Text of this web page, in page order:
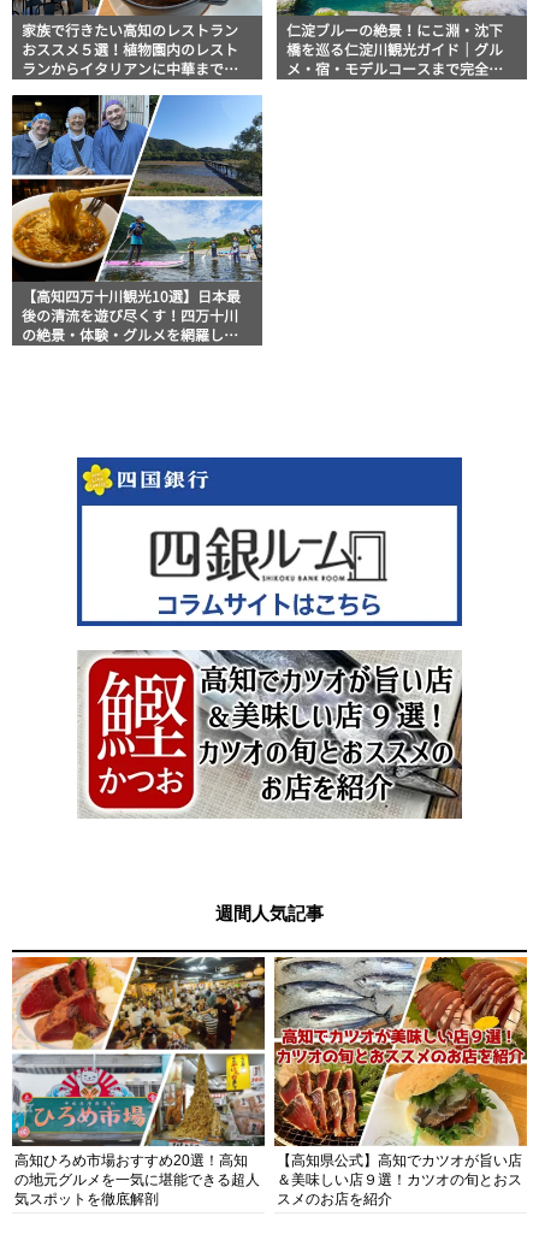
家族で行きたい高知のレストラン
おススメ５選！植物園内のレスト
ランからイタリアンに中華まで楽
仁淀ブルーの絶景！にこ淵・沈下
橋を巡る仁淀川観光ガイド｜グル
メ・宿・モデルコースまで完全網
【高知四万十川観光10選】日本最
後の清流を遊び尽くす！四万十川
の絶景・体験・グルメを網羅した
週間人気記事
高知ひろめ市場おすすめ20選！高知
の地元グルメを一気に堪能できる超人
気スポットを徹底解剖
【高知県公式】高知でカツオが旨い店
＆美味しい店９選！カツオの旬とおス
スメのお店を紹介